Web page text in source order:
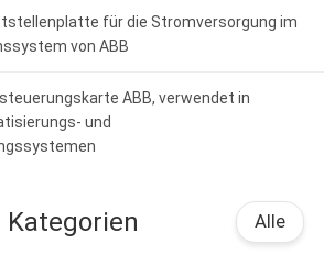
für die Stromversorgung im
von ABB
ABB, verwendet in
und
Kategorien Alle